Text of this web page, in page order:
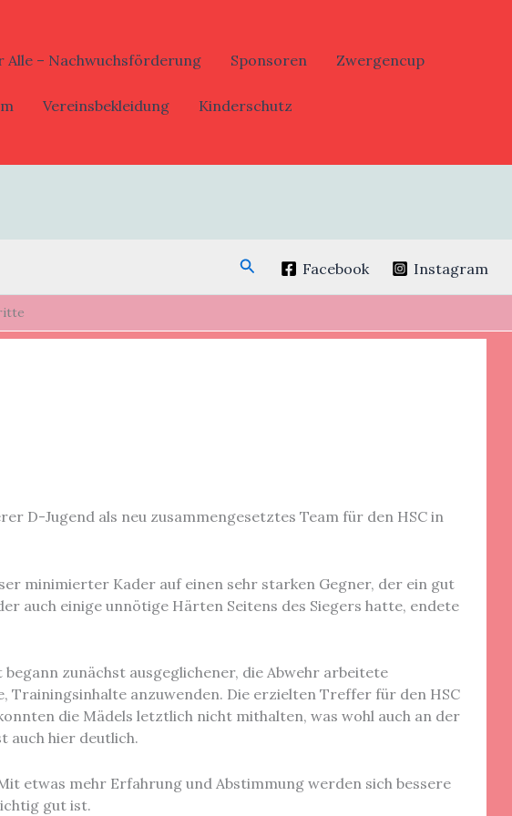
Alle – Nachwuchsförderung Sponsoren Zwergencup
Vereinsbekleidung Kinderschutz
Suchen Facebook Instagram
D-Jugend als neu zusammengesetztes Team für den HSC in
minimierter Kader auf einen sehr starken Gegner, der ein gut
auch einige unnötige Härten Seitens des Siegers hatte, endete
zunächst ausgeglichener, die Abwehr arbeitete
anzuwenden. Die erzielten Treffer für den HSC
die Mädels letztlich nicht mithalten, was wohl auch an der
auch hier deutlich.
etwas mehr Erfahrung und Abstimmung werden sich bessere
gut ist.